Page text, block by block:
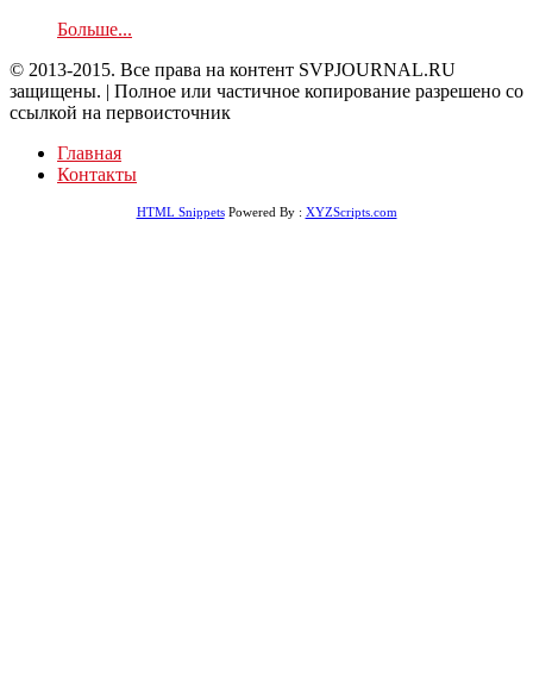
Больше...
© 2013-2015. Все права на контент SVPJOURNAL.RU
защищены. | Полное или частичное копирование разрешено со
ссылкой на первоисточник
Главная
Контакты
HTML SnippetsPowered By : XYZScripts.com